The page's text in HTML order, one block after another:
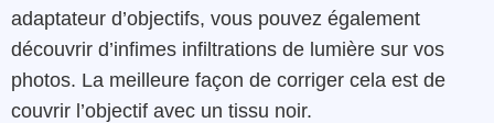
adaptateur d’objectifs, vous pouvez également
découvrir d’infimes infiltrations de lumière sur vos
photos. La meilleure façon de corriger cela est de
couvrir l’objectif avec un tissu noir.